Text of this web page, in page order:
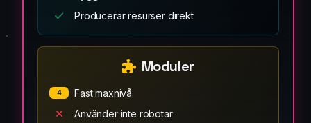
Producerar resurser direkt
Moduler
4
Fast maxnivå
Använder inte robotar